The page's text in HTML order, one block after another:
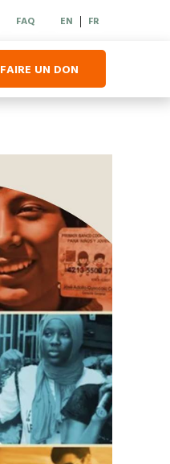
FAQ EN | FR
FAIRE UN DON